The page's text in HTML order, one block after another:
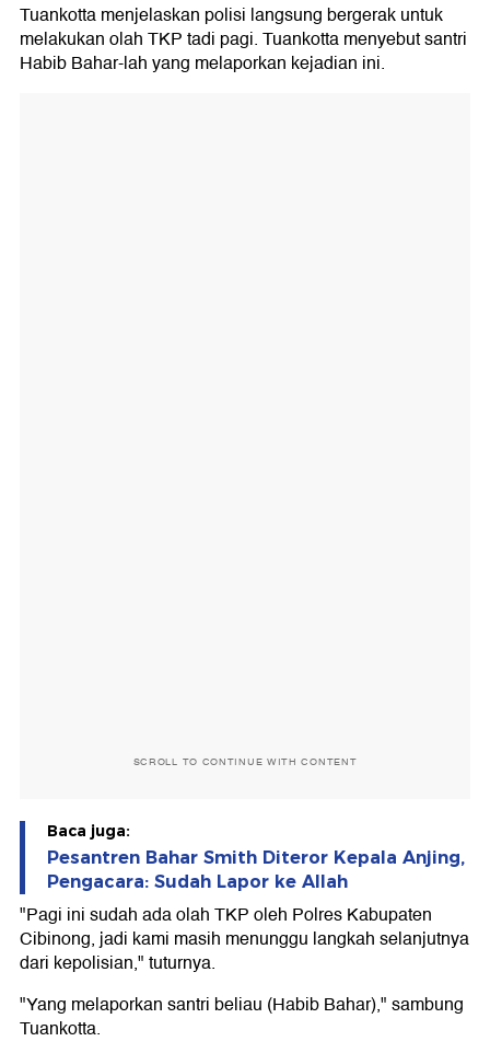
Tuankotta menjelaskan polisi langsung bergerak untuk
melakukan olah TKP tadi pagi. Tuankotta menyebut santri
Habib Bahar-lah yang melaporkan kejadian ini.
SCROLL TO CONTINUE WITH CONTENT
Baca juga:
Pesantren Bahar Smith Diteror Kepala Anjing,
Pengacara: Sudah Lapor ke Allah
"Pagi ini sudah ada olah TKP oleh Polres Kabupaten
Cibinong, jadi kami masih menunggu langkah selanjutnya
dari kepolisian," tuturnya.
"Yang melaporkan santri beliau (Habib Bahar)," sambung
Tuankotta.